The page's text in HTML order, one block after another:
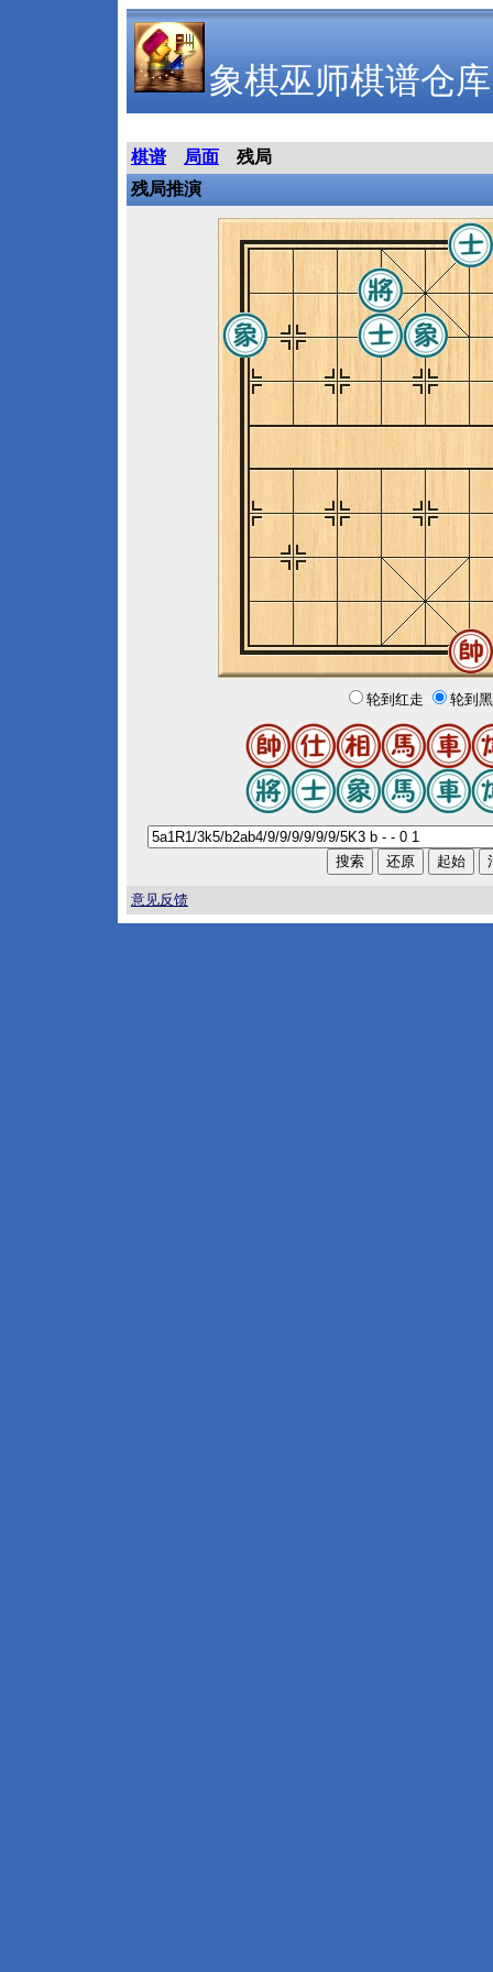
象棋巫师棋谱仓库
棋谱 局面
残局
残局推演
轮到红走 轮到
意见反馈